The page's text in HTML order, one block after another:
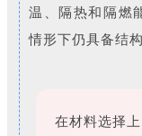
温、隔热和隔燃
情形下仍具备结
在材料选择